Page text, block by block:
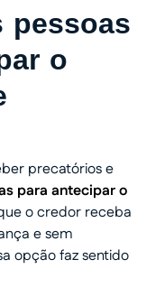
pessoas
o
precatórios e
para antecipar o
o credor receba
e sem
opção faz sentido